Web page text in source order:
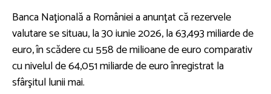
Banca Naţională a României a anunţat că rezervele
valutare se situau, la 30 iunie 2026, la 63,493 miliarde de
euro, în scădere cu 558 de milioane de euro comparativ
cu nivelul de 64,051 miliarde de euro înregistrat la
sfârşitul lunii mai.